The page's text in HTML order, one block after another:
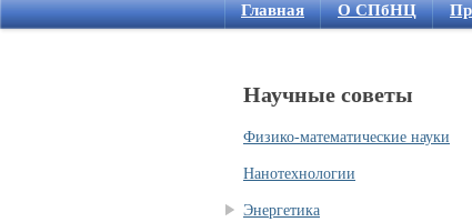
Главная О СПбНЦ
Научные советы
Физико-математические науки
Нанотехнологии
Энергетика